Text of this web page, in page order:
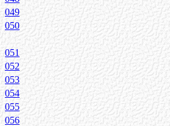
049
050
051
052
053
054
055
056